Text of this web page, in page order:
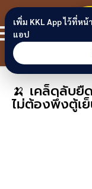
Skip to content
🍌 เคล็ดลับยื
ไม่ต้องพึ่งตู้เ
เพิ่ม KKL App ไว้ที่ห
แอป